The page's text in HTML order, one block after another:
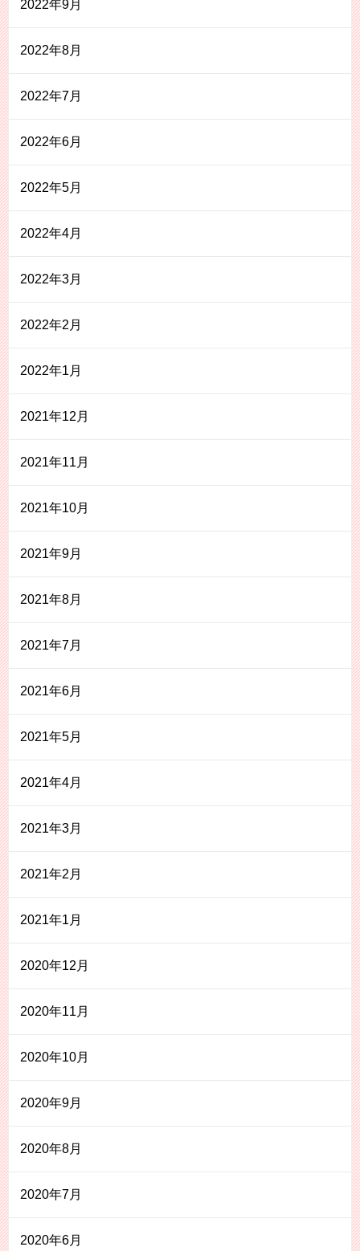
2022年9月
2022年8月
2022年7月
2022年6月
2022年5月
2022年4月
2022年3月
2022年2月
2022年1月
2021年12月
2021年11月
2021年10月
2021年9月
2021年8月
2021年7月
2021年6月
2021年5月
2021年4月
2021年3月
2021年2月
2021年1月
2020年12月
2020年11月
2020年10月
2020年9月
2020年8月
2020年7月
2020年6月